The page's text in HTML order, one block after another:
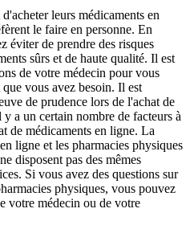
leurs médicaments en
le faire en personne. En
éviter de prendre des risques
sûrs et de haute qualité. Il est
de votre médecin pour vous
vous avez besoin. Il est
de prudence lors de l'achat de
a un certain nombre de facteurs à
de médicaments en ligne. La
ligne et les pharmacies physiques
disposent pas des mêmes
Si vous avez des questions sur
physiques, vous pouvez
votre médecin ou de votre